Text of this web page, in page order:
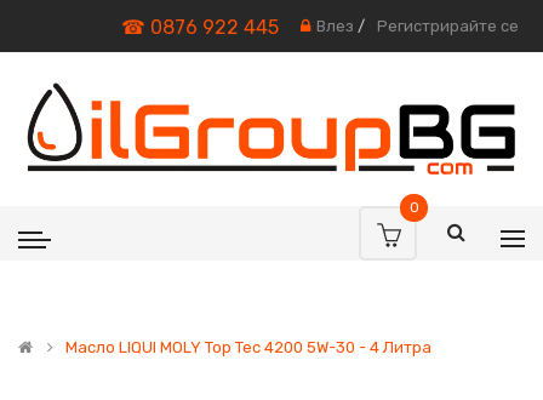
☎ 0876 922 445 Влез / Регистрирайте се
0
Масло LIQUI MOLY Top Tec 4200 5W-30 - 4 Литра